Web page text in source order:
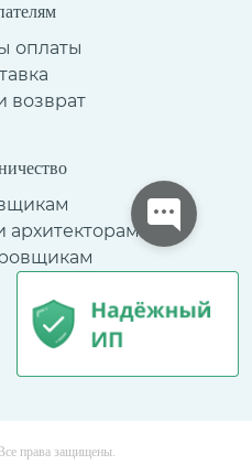
оплаты
возврат
права защищены.